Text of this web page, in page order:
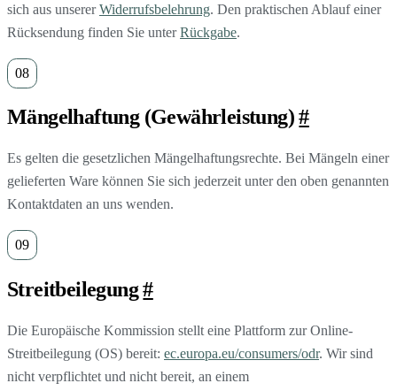
sich aus unsererWiderrufsbelehrung. Den praktischen Ablauf einer
Rücksendung finden Sie unterRückgabe.
Mängelhaftung (Gewährleistung)#
Es gelten die gesetzlichen Mängelhaftungsrechte. Bei Mängeln einer
gelieferten Ware können Sie sich jederzeit unter den oben genannten
Kontaktdaten an uns wenden.
Streitbeilegung#
Die Europäische Kommission stellt eine Plattform zur Online-
Streitbeilegung (OS) bereit: ec.europa.eu/consumers/odr. Wir sind
nicht verpflichtet und nicht bereit, an einem